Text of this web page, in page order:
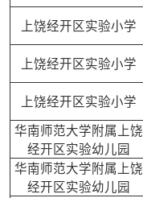
上饶经开区实验小学
上饶经开区实验小学
上饶经开区实验小学
华南师范大学附属上饶
经开区实验幼儿园
华南师范大学附属上饶
经开区实验幼儿园